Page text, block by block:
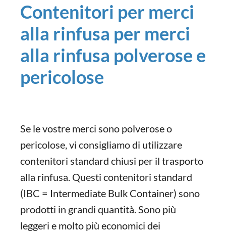
Contenitori per merci
alla rinfusa per merci
alla rinfusa polverose e
pericolose
Se le vostre merci sono polverose o
pericolose, vi consigliamo di utilizzare
contenitori standard chiusi per il trasporto
alla rinfusa. Questi contenitori standard
(IBC = Intermediate Bulk Container) sono
prodotti in grandi quantità. Sono più
leggeri e molto più economici dei